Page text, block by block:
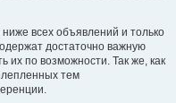
всех объявлений и только
достаточно важную
по возможности. Так же, как
тем